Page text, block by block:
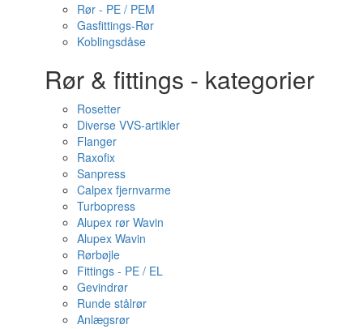
Rør - PE / PEM
Gasfittings-Rør
Koblingsdåse
Rør & fittings - kategorier
Rosetter
Diverse VVS-artikler
Flanger
Raxofix
Sanpress
Calpex fjernvarme
Turbopress
Alupex rør Wavin
Alupex Wavin
Rørbøjle
Fittings - PE / EL
Gevindrør
Runde stålrør
Anlægsrør